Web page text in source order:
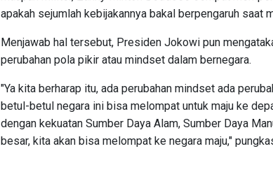
apakah sejumlah kebijakannya bakal berpengaruh saat
Menjawab hal tersebut, Presiden Jokowi pun
perubahan pola pikir atau mindset dalam bernegara.
"Ya kita berharap itu, ada perubahan mindset ada
betul-betul negara ini bisa melompat untuk maju ke
dengan kekuatan Sumber Daya Alam, Sumber Daya
besar, kita akan bisa melompat ke negara maju,"